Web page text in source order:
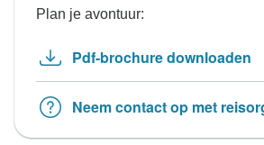
Plan je avontuur:
Pdf-brochure downloaden
Neem contact op met